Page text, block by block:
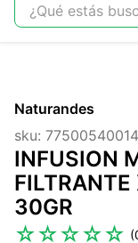
2.
citrato
3.
colageno
4
kefir
5.
lab nutrition
6 .
stevia
Naturandes
sku:
INFUSION
30GR
☆☆☆☆☆ (